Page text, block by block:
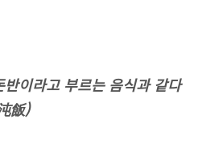
이라고 부르는 음식과 같다
飯)